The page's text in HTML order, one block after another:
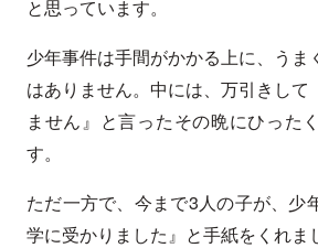
と思っています。
少年事件は手間がかかる上に、うま
はありません。中には、万引きして
ません』と言ったその晩にひった
す。
ただ一方で、今まで3人の子が、少
学に受かりました』と手紙をくれま